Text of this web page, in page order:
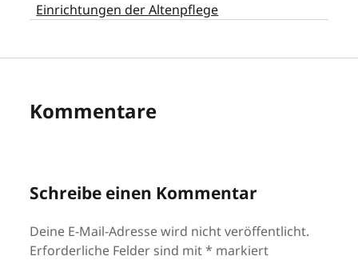
Einrichtungen der Altenpflege
Kommentare
Schreibe einen Kommentar
Deine E-Mail-Adresse wird nicht veröffentlicht.
Erforderliche Felder sind mit* markiert